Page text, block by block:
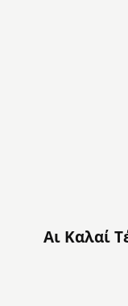
Αι Καλαί